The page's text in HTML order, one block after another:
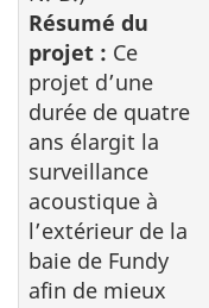
Résumé du
projet : Ce
projet d’une
durée de quatre
ans élargit la
surveillance
acoustique à
l’extérieur de la
baie de Fundy
afin de mieux